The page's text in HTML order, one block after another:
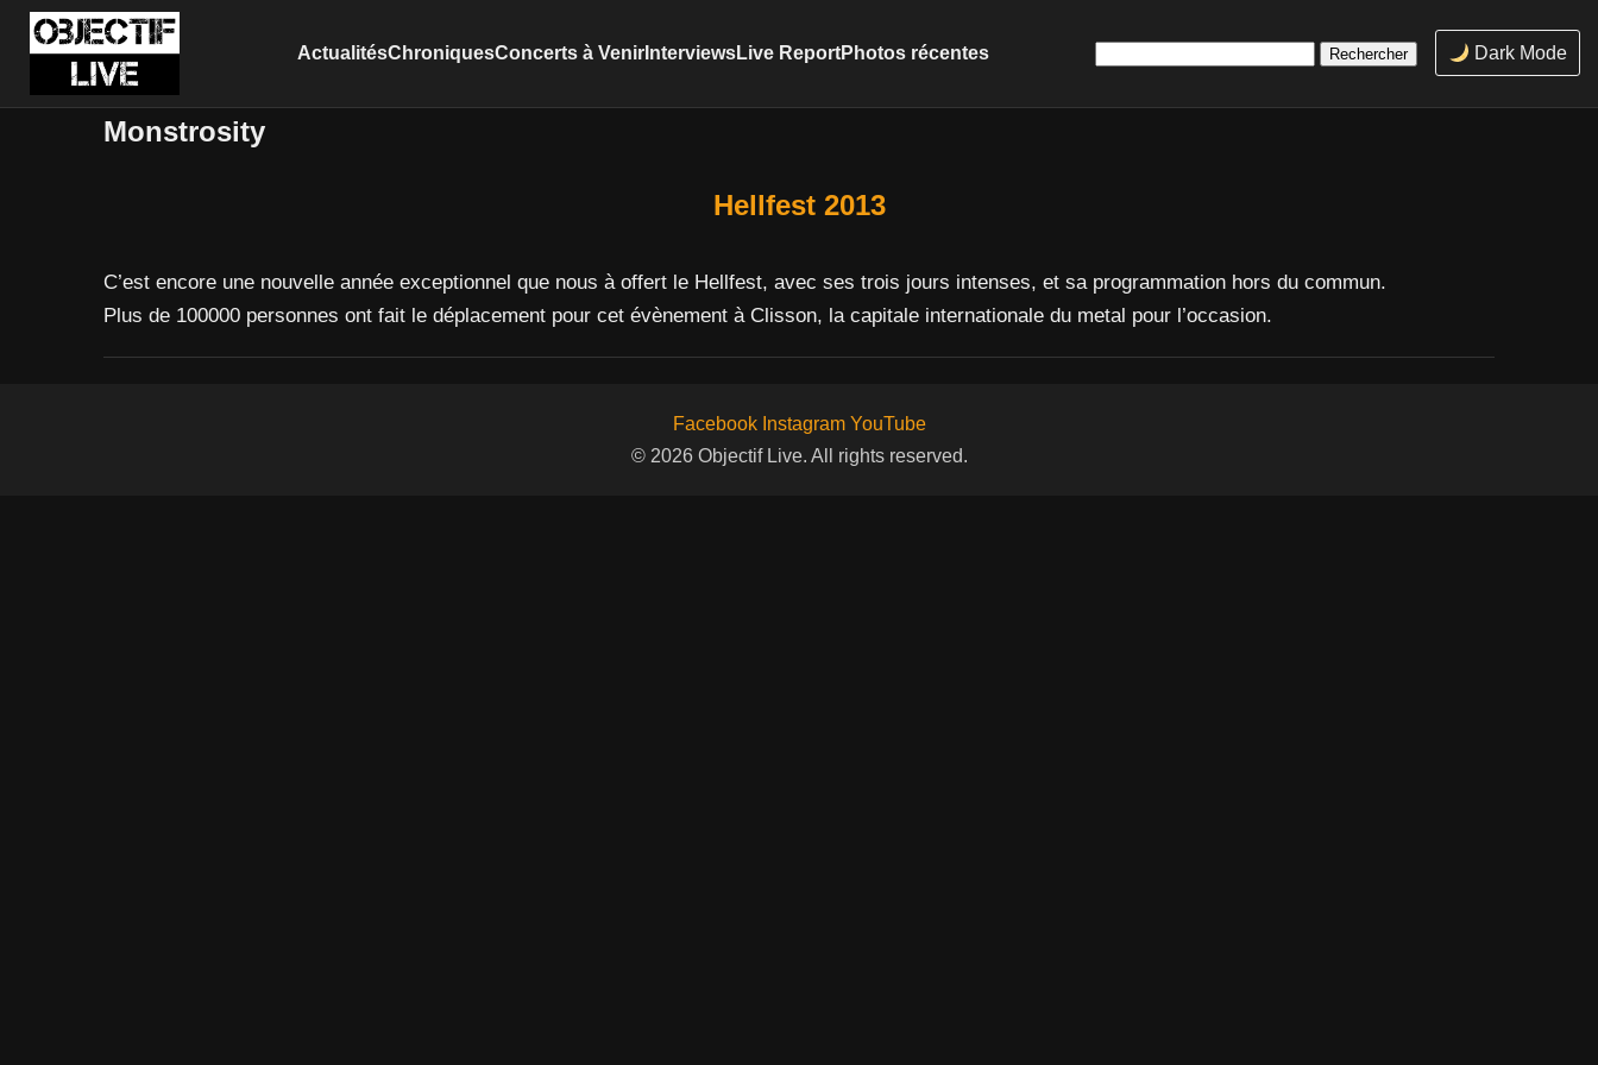
ActualitésChroniquesConcerts à VenirInterviewsLive ReportPhotos récentes Dark Mode
Monstrosity
Hellfest 2013
C’est encore une nouvelle année exceptionnel que nous à offert le Hellfest, avec ses trois jours intenses, et sa programmation hors du commun.
Plus de 100000 personnes ont fait le déplacement pour cet évènement à Clisson, la capitale internationale du metal pour l’occasion.
Facebook Instagram YouTube
© 2026 Objectif Live. All rights reserved.